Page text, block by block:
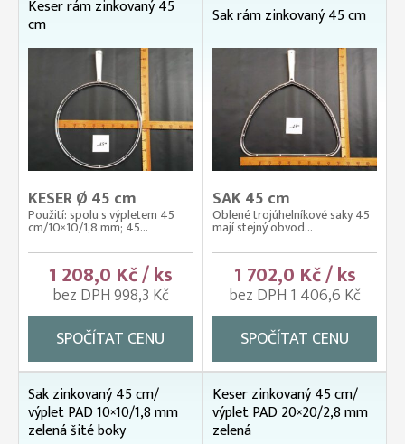
Keser rám zinkovaný 45
cm
KESER Ø 45 cm
Použití: spolu s výpletem 45
cm/10×10/1,8 mm; 45...
1 208,0 Kč / ks
bez DPH 998,3 Kč
SPOČÍTAT CENU
Sak rám zinkovaný 45 cm
SAK 45 cm
Oblené trojúhelníkové saky 45
mají stejný obvod...
1 702,0 Kč / ks
bez DPH 1 406,6 Kč
SPOČÍTAT CENU
Sak zinkovaný 45 cm/
výplet PAD 10×10/1,8 mm
zelená šité boky
Keser zinkovaný 45 cm/
výplet PAD 20×20/2,8 mm
zelená